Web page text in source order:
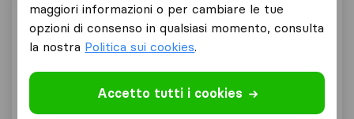
Zito Traslochi
164
Zito Traslochi
maggiori informazioni o per cambiare le tue
opzioni di consenso in qualsiasi momento, consulta
la nostra Politica sui cookies.
Accetto tutti i cookies